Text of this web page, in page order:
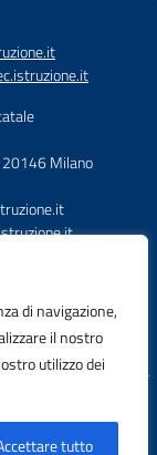
di navigazione,
il nostro
utilizzo dei
tutto
20146 Milano